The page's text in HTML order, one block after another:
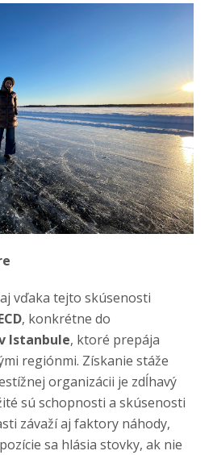
vďaka tejto skúsenosti
, konkrétne do
Istanbule, ktoré prepája
regiónmi. Získanie stáže
organizácii je zdĺhavý
sú schopnosti a skúsenosti
závaží aj faktory náhody,
sa hlásia stovky, ak nie